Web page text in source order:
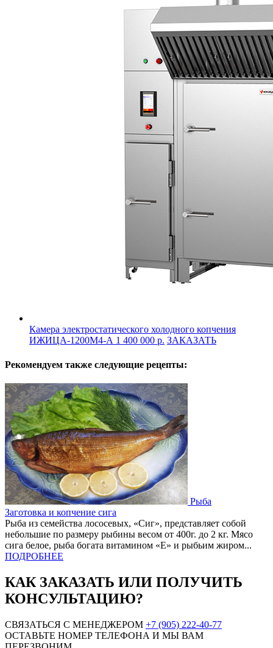
Камера электростатического холодного копчения
ИЖИЦА-1200М4-А 1 400 000 р. ЗАКАЗАТЬ
Рекомендуем также следующие рецепты:
Рыба
Заготовка и копчение сига
Рыба из семейства лососевых, «Сиг», представляет собой
небольшие по размеру рыбины весом от 400г. до 2 кг. Мясо
сига белое, рыба богата витамином «Е» и рыбьим жиром...
ПОДРОБНЕЕ
КАК ЗАКАЗАТЬ ИЛИ ПОЛУЧИТЬ
КОНСУЛЬТАЦИЮ?
СВЯЗАТЬСЯ С МЕНЕДЖЕРОМ +7 (905) 222-40-77
ОСТАВЬТЕ НОМЕР ТЕЛЕФОНА И МЫ ВАМ